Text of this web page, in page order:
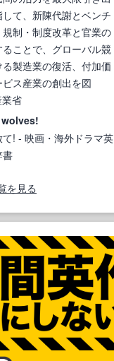
て、新陳代謝とベンチ
規制・制度改革と官業の
ことで、グローバル競
製造業の復活、付加価
ス産業の創出を図
省
て! - 映画・海外ドラマ英
書
を見る